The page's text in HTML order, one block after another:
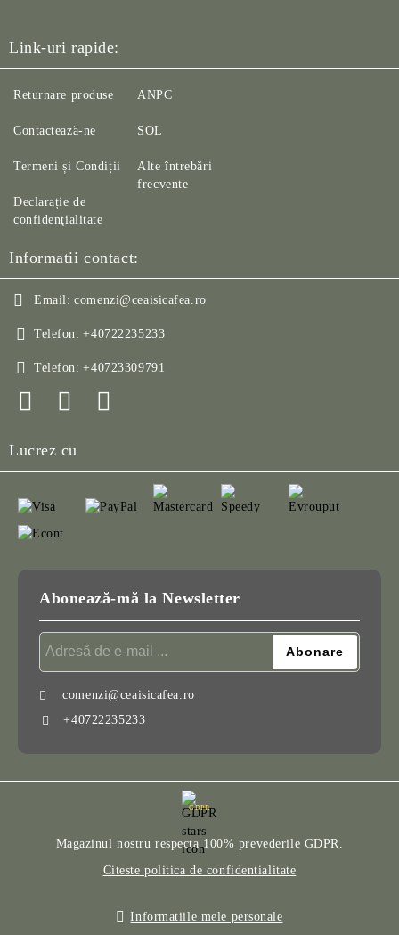
Link-uri rapide:
Returnare produse
Contactează-ne
Termeni și Condiții
Declarație de
confidenţialitate
ANPC
SOL
Alte întrebări
frecvente
Informatii contact:
Email: comenzi@ceaisicafea.ro
Telefon: +40722235233
Telefon: +40723309791
Lucrez cu
Abonează-mă la Newsletter
comenzi@ceaisicafea.ro
+40722235233
GDPR
Magazinul nostru respecta 100% prevederile GDPR.
Citeste politica de confidentialitate
Informatiile mele personale